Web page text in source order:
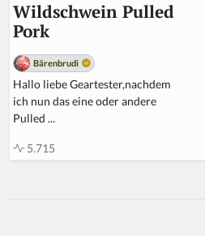
Wildschwein Pulled
Pork
Bärenbrudi
Hallo liebe Geartester,nachdem
ich nun das eine oder andere
Pulled ...
5.715